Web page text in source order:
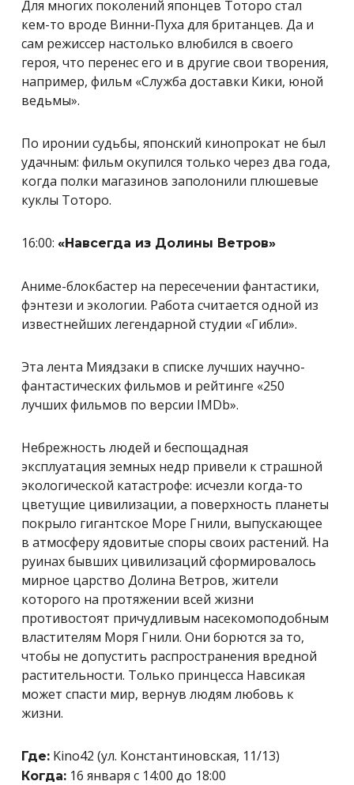
Для многих поколений японцев Тоторо стал
кем-то вроде Винни-Пуха для британцев. Да и
сам режиссер настолько влюбился в своего
героя, что перенес его и в другие свои творения,
например, фильм «Служба доставки Кики, юной
ведьмы».
По иронии судьбы, японский кинопрокат не был
удачным: фильм окупился только через два года,
когда полки магазинов заполонили плюшевые
куклы Тоторо.
16:00: «Навсегда из Долины Ветров»
Аниме-блокбастер на пересечении фантастики,
фэнтези и экологии. Работа считается одной из
известнейших легендарной студии «Гибли».
Эта лента Миядзаки в списке лучших научно-
фантастических фильмов и рейтинге «250
лучших фильмов по версии IMDb».
Небрежность людей и беспощадная
эксплуатация земных недр привели к страшной
экологической катастрофе: исчезли когда-то
цветущие цивилизации, а поверхность планеты
покрыло гигантское Море Гнили, выпускающее
в атмосферу ядовитые споры своих растений. На
руинах бывших цивилизаций сформировалось
мирное царство Долина Ветров, жители
которого на протяжении всей жизни
противостоят причудливым насекомоподобным
властителям Моря Гнили. Они борются за то,
чтобы не допустить распространения вредной
растительности. Только принцесса Навсикая
может спасти мир, вернув людям любовь к
жизни.
Где: Kino42 (ул. Константиновская, 11/13)
Когда: 16 января с 14:00 до 18:00